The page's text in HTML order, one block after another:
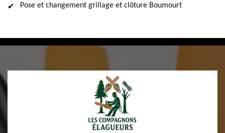
Pose et changement grillage et clôture Boumourt